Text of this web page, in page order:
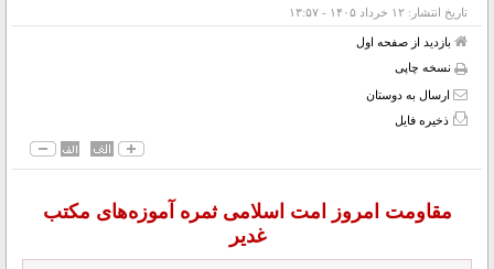
تاریخ انتشار: ۱۲ خرداد ۱۴۰۵ - ۱۳:۵۷
بازدید از صفحه اول
نسخه چاپی
ارسال به دوستان
ذخیره فایل
مقاومت امروز امت اسلامی ثمره آموزه‌های مکتب
غدیر